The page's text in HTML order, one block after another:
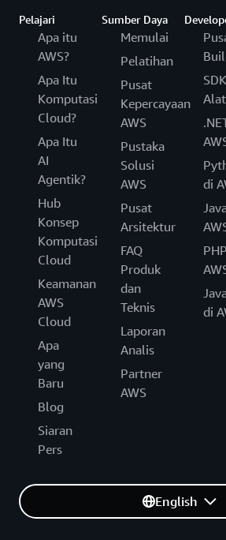
Pelajari
Apa itu
AWS?
Apa Itu
Komputasi
Cloud?
Apa Itu
AI
Agentik?
Hub
Konsep
Komputasi
Cloud
Keamanan
AWS
Cloud
Apa
yang
Baru
Blog
Siaran
Pers
Sumber Daya
Memulai
Pelatihan
Pusat
Kepercayaan
AWS
Pustaka
Solusi
AWS
Pusat
Arsitektur
FAQ
Produk
dan
Teknis
Laporan
Analis
Partner
AWS
Alat
di
di
English